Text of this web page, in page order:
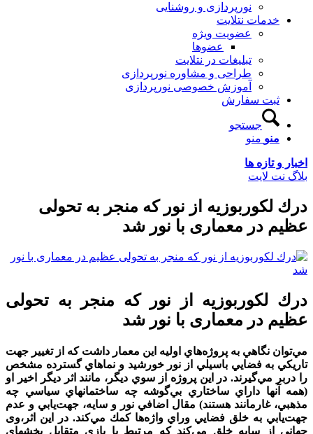
نورپردازی و روشنایی
خدمات نتلایت
عضویت ویژه
عضوها
تبلیغات در نتلایت
طراحی و مشاوره نورپردازی
آموزش خصوصی نورپردازی
ثبت سفارش
جستجو
منو منو
اخبار و تازه ها
بلاگ نت لایت
درك لکوربوزیه از نور که منجر به تحولی
عظیم در معماری با نور شد
درك لکوربوزیه از نور که منجر به تحولی
عظیم در معماری با نور شد
مي‌توان نگاهي به پروژه‌هاي اوليه این معمار داشت كه از تغيير جهت
تاريكي به فضايي باسيلي از نور خورشيد و نماهاي گسترده مشخص
را دربر مي‌گيرند. در اين پروژه از سوي ديگر، مانند اثر ديگر اخير او
(همه آنها داراي ساختاري بي‌گوشه چه ساختمانهاي سياسي چه
مذهبي، غارمانند هستند) مقال اضافي نور و سايه، جهت‌يابي و عدم
جهت‌يابي به خلق فضايي وراي واژه‌ها كمك مي‌كند. در اين اثر،وی
جهاني از سايه خلق مي‌كند كه مرتبط با بازي متقابل بخشهاي